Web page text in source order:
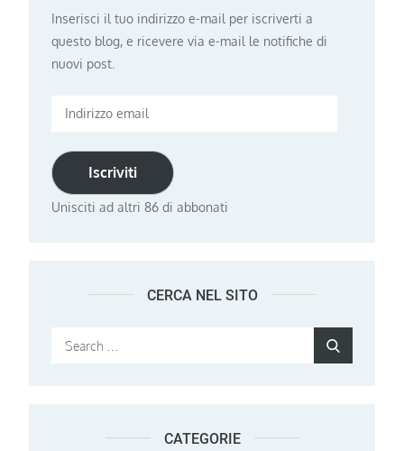
Inserisci il tuo indirizzo e-mail per iscriverti a
questo blog, e ricevere via e-mail le notifiche di
nuovi post.
Indirizzo
Iscriviti
Unisciti ad altri 86 di abbonati
CERCA NEL SITO
Search
CATEGORIE